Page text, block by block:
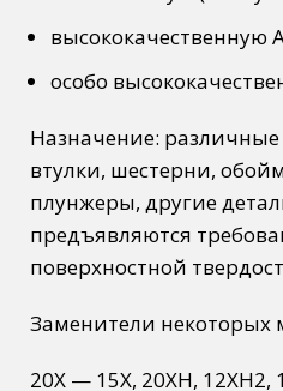
высококачественную
особо
Назначение:
втулки, шестерни,
плунжеры, другие
предъявляются
поверхностной
Заменители некоторых
20Х — 15Х, 20ХН, 12ХН2,